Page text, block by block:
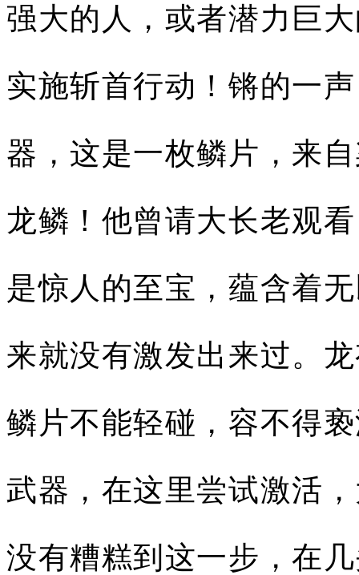
强大的人，或者潜力巨
实施斩首行动！锵的一
器，这是一枚鳞片，来
龙鳞！他曾请大长老观
是惊人的至宝，蕴含着
来就没有激发出来过。
鳞片不能轻碰，容不得
武器，在这里尝试激活
没有糟糕到这一步，在